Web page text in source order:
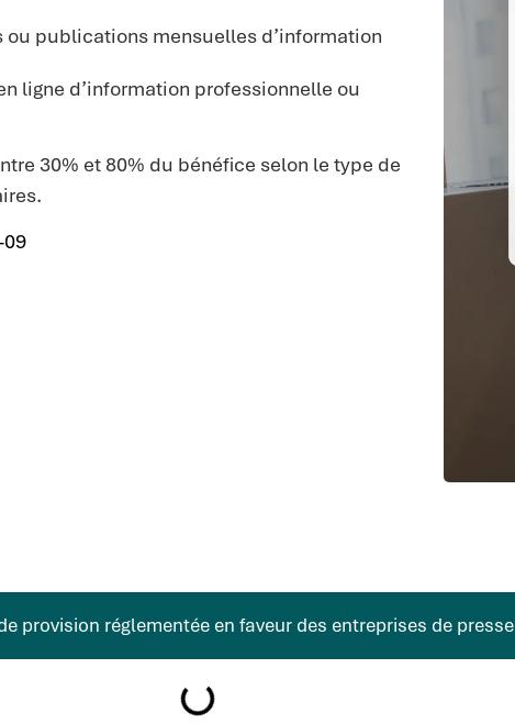
publications mensuelles d’information
ligne d’information professionnelle ou
30% et 80% du bénéfice selon le type de
09
provision réglementée en faveur des entreprises de presse